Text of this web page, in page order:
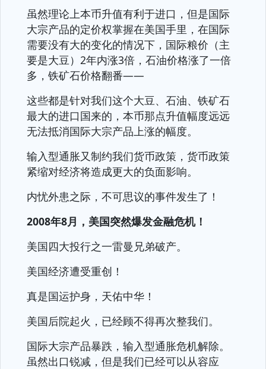
虽然理论上本币升值有利于进口，但是国际
大宗产品的定价权掌握在美国手里，在国际
需要没有大的变化的情况下，国际粮价（主
要是大豆）2年内涨3倍，石油价格涨了一倍
多，铁矿石价格翻番——
这些都是针对我们这个大豆、石油、铁矿石
最大的进口国来的，本币那点升值幅度远远
无法抵消国际大宗产品上涨的幅度。
输入型通胀又制约我们货币政策，货币政策
紧缩对经济将造成更大的负面影响。
内忧外患之际，不可思议的事件发生了！
2008年8月，美国突然爆发金融危机！
美国四大投行之一雷曼兄弟破产。
美国经济遭受重创！
真是国运护身，天佑中华！
美国后院起火，已经顾不得再次整我们。
国际大宗产品暴跌，输入型通胀危机解除。
虽然出口锐减，但是我们已经可以从容应